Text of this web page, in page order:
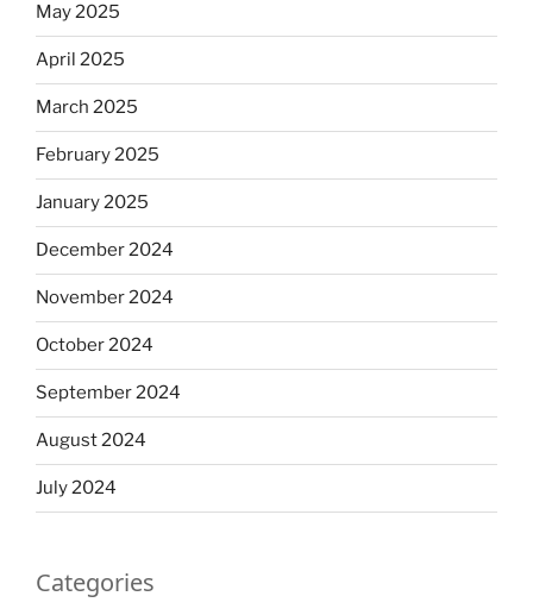
May 2025
April 2025
March 2025
February 2025
January 2025
December 2024
November 2024
October 2024
September 2024
August 2024
July 2024
Categories